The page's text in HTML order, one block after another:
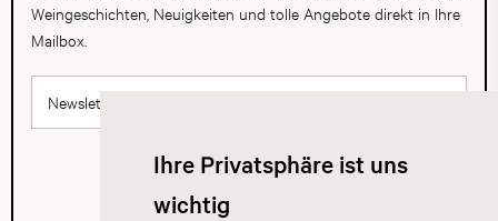
Ihre Privatsphäre ist uns
wichtig
Weingeschichten, Neuigkeiten und tolle Angebote direkt in Ihre
Mailbox.
Newsletter abonnieren